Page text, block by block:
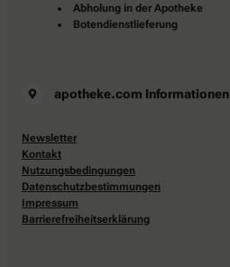
Abholung in der Apotheke
Botendienstlieferung
apotheke.com Informationen
Newsletter
Kontakt
Nutzungsbedingungen
Datenschutzbestimmungen
Impressum
Barrierefreiheitserklärung